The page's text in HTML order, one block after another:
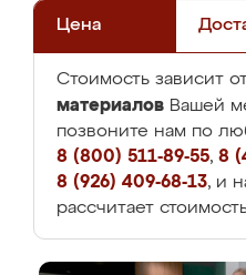
Цена
Стоимость зависит
материалов Вашей
позвоните нам по
8 (800) 511-89-55, 8
8 (926) 409-68-13, и
рассчитает